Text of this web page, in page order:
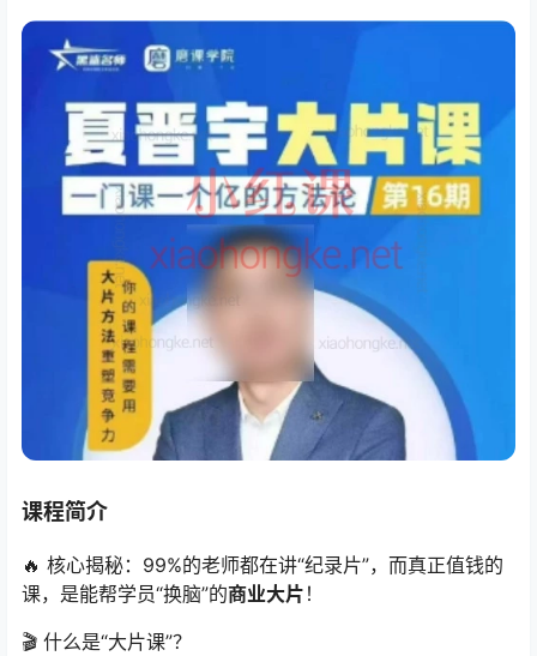
课程简介
🔥 核心揭秘：99%的老师都在讲“纪录片”，而真正值钱的
课，是能帮学员“换脑”的商业大片 ！
🎬 什么是“大片课”？